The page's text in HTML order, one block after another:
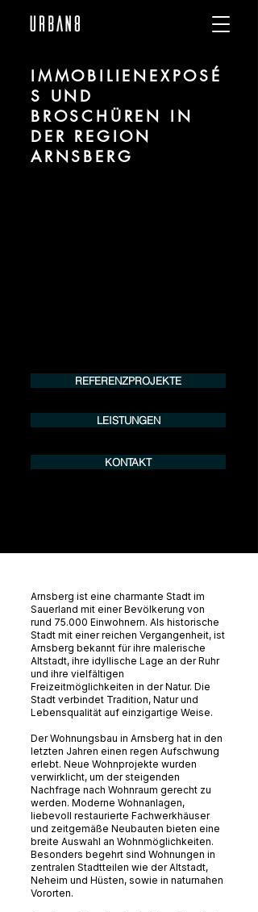
IMMOBILIENEXPOSÉ
S UND
BROSCHÜREN IN
DER REGION
ARNSBERG
REFERENZPROJEKTE
LEISTUNGEN
KONTAKT
Arnsberg ist eine charmante Stadt im
Sauerland mit einer Bevölkerung von
rund 75.000 Einwohnern. Als historische
Stadt mit einer reichen Vergangenheit, ist
Arnsberg bekannt für ihre malerische
Altstadt, ihre idyllische Lage an der Ruhr
und ihre vielfältigen
Freizeitmöglichkeiten in der Natur. Die
Stadt verbindet Tradition, Natur und
Lebensqualität auf einzigartige Weise.
Der Wohnungsbau in Arnsberg hat in den
letzten Jahren einen regen Aufschwung
erlebt. Neue Wohnprojekte wurden
verwirklicht, um der steigenden
Nachfrage nach Wohnraum gerecht zu
werden. Moderne Wohnanlagen,
liebevoll restaurierte Fachwerkhäuser
und zeitgemäße Neubauten bieten eine
breite Auswahl an Wohnmöglichkeiten.
Besonders begehrt sind Wohnungen in
zentralen Stadtteilen wie der Altstadt,
Neheim und Hüsten, sowie in naturnahen
Vororten.